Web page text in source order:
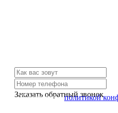
Заказать обратный звонок
Я согласен сполитикой